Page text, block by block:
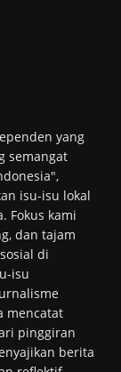
yang
semangat
isu-isu lokal
Fokus kami
dan tajam
di
isu
mencatat
pinggiran
berita